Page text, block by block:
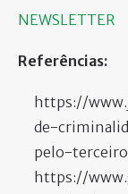
NEWSLETTER
Referências:
https://
de-
pelo-
https://